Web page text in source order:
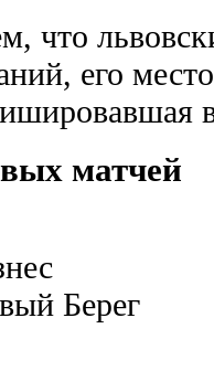
что
его
матчей
Берег